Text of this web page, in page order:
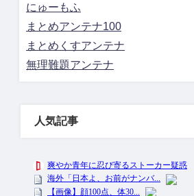
にゅーもふ
まとめアンテナ100
まとめくすアンテナ
無理難題アンテナ
人気記事